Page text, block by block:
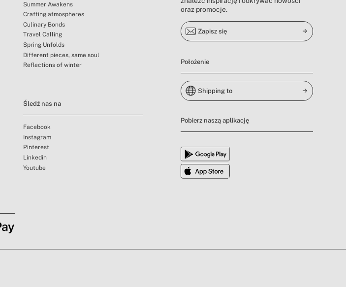
Summer Awakens
Crafting atmospheres
Culinary Bonds
Travel Calling
Spring Unfolds
Different pieces, same soul
Reflections of winter
Śledź nas na
Facebook
Instagram
Pinterest
Linkedin
Youtube
oraz promocje.
Zapisz się
Położenie
Shipping to
Pobierz naszą aplikację